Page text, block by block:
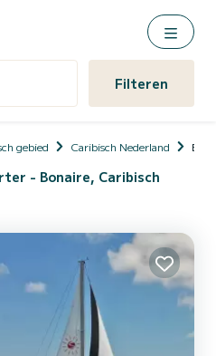
Filteren
gebied Caribisch Nederland
- Bonaire, Caribisch